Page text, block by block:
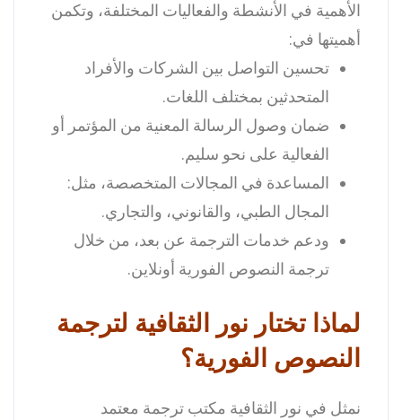
الأهمية في الأنشطة والفعاليات المختلفة، وتكمن
أهميتها في:
تحسين التواصل بين الشركات والأفراد
المتحدثين بمختلف اللغات.
ضمان وصول الرسالة المعنية من المؤتمر أو
الفعالية على نحو سليم.
المساعدة في المجالات المتخصصة، مثل:
المجال الطبي، والقانوني، والتجاري.
ودعم خدمات الترجمة عن بعد، من خلال
ترجمة النصوص الفورية أونلاين.
لماذا تختار نور الثقافية لترجمة
النصوص الفورية؟
نمثل في نور الثقافية مكتب ترجمة معتمد